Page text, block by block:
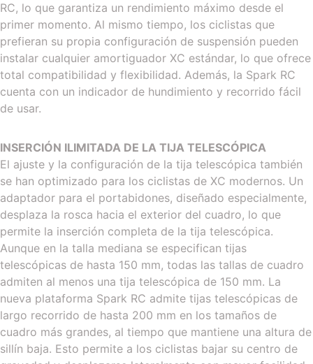
RC, lo que garantiza un rendimiento máximo desde el
primer momento. Al mismo tiempo, los ciclistas que
prefieran su propia configuración de suspensión pueden
instalar cualquier amortiguador XC estándar, lo que ofrece
total compatibilidad y flexibilidad. Además, la Spark RC
cuenta con un indicador de hundimiento y recorrido fácil
de usar.
INSERCIÓN ILIMITADA DE LA TIJA TELESCÓPICA
El ajuste y la configuración de la tija telescópica también
se han optimizado para los ciclistas de XC modernos. Un
adaptador para el portabidones, diseñado especialmente,
desplaza la rosca hacia el exterior del cuadro, lo que
permite la inserción completa de la tija telescópica.
Aunque en la talla mediana se especifican tijas
telescópicas de hasta 150 mm, todas las tallas de cuadro
admiten al menos una tija telescópica de 150 mm. La
nueva plataforma Spark RC admite tijas telescópicas de
largo recorrido de hasta 200 mm en los tamaños de
cuadro más grandes, al tiempo que mantiene una altura de
sillín baja. Esto permite a los ciclistas bajar su centro de